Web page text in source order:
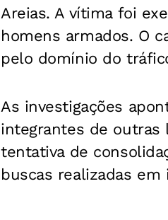
Areias. A vítima foi
homens armados. O
pelo domínio do
As investigações
integrantes de outras
tentativa de
buscas realizadas em